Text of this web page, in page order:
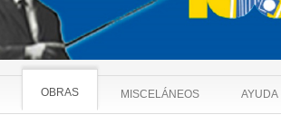
OBRAS MISCELÁNEOS AYUDA